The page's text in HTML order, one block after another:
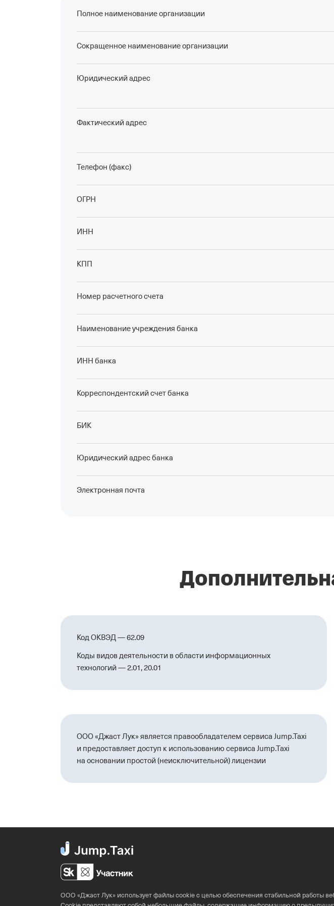
Полное наименование организации
Сокращенное наименование организации
Юридический адрес
Фактический адрес
Телефон (факс)
ОГРН
ИНН
КПП
Номер расчетного счета
Наименование учреждения банка
ИНН банка
Корреспондентский счет банка
БИК
Юридический адрес банка
Электронная почта
Код ОКВЭД — 62.09
Коды видов деятельности в области информационных
технологий — 2.01, 20.01
ООО «Джаст Лук» является правообладателем сервиса Jump.Taxi
и предоставляет доступ к использованию сервиса Jump.Taxi
на основании простой (неисключительной) лицензии
ООО «Джаст Лук» использует файлы cookie с целью обеспечения стабильной работы